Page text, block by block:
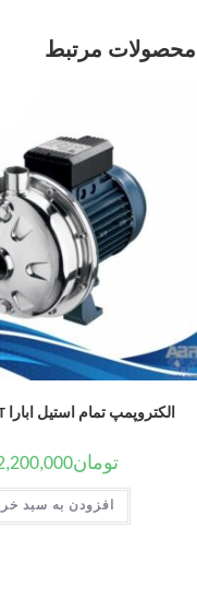
محصولات مرتبط
الکتروپمپ تمام استیل ابارا CDX 70/07 T
تومان
افزودن به سبد